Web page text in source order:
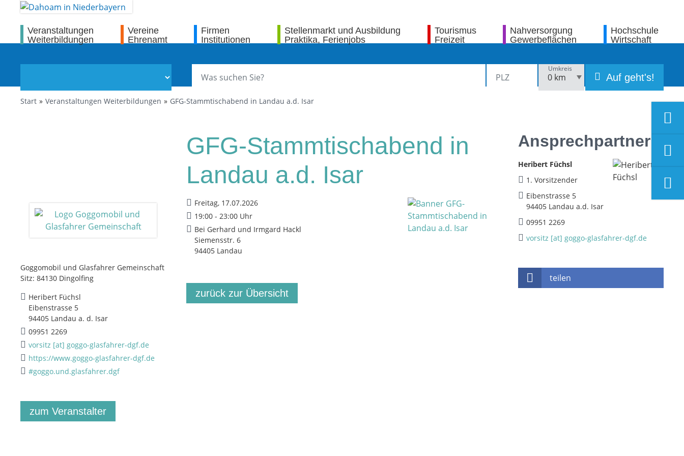
Veranstaltungen
Weiterbildungen
Vereine
Ehrenamt
Firmen
Institutionen
Stellenmarkt und Ausbildung
Praktika, Ferienjobs
Tourismus
Freizeit
Nahversorgung
Gewerbeflächen
Hochschule
Wirtschaft
Umkreis
Auf geht's!
Start Veranstaltungen Weiterbildungen GFG-Stammtischabend in Landau a.d. Isar
Goggomobil und Glasfahrer Gemeinschaft
Sitz: 84130 Dingolfing
Heribert Füchsl
Eibenstrasse 5
94405 Landau a. d. Isar
09951 2269
vorsitz [at] goggo-glasfahrer-dgf.de
https://www.goggo-glasfahrer-dgf.de
#goggo.und.glasfahrer.dgf
zum Veranstalter
GFG-Stammtischabend in
Landau a.d. Isar
Freitag, 17.07.2026
19:00 - 23:00 Uhr
Bei Gerhard und Irmgard Hackl
Siemensstr. 6
94405 Landau
zurück zur Übersicht
Ansprechpartner
Heribert Füchsl
1. Vorsitzender
Eibenstrasse 5
94405 Landau a.d. Isar
09951 2269
vorsitz [at] goggo-glasfahrer-dgf.de
teilen